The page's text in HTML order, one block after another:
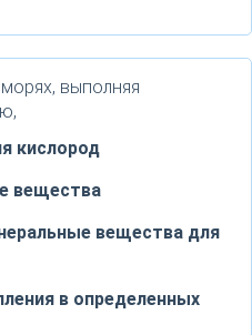
выполняя
кислород
вещества
вещества для
в определенных